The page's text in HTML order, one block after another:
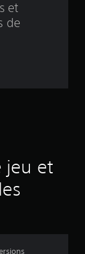
é
u
1
et
de
jeu et